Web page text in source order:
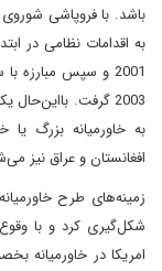
باشد. با فروپاشی
به اقدامات نظامی در
2001 و سپس
2003 گرفت.
به خاورمیانه بزرگ
افغانستان و عراق نیز
امریکا در خاورمیانه